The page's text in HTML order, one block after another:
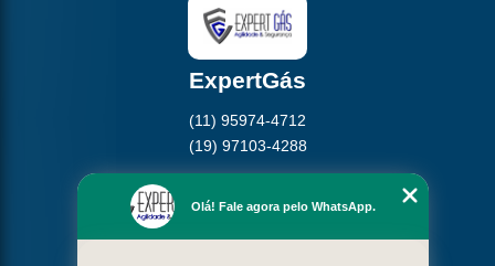
ExpertGás
(11) 95974-4712
(19) 97103-4288
Empresa
Missão
Olá! Fale agora pelo WhatsApp.